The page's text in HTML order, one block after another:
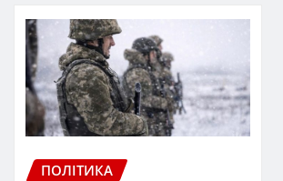
ПОЛІТИКА